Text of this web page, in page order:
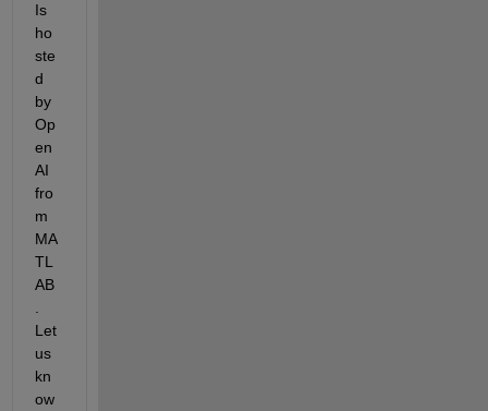
Is
ho
ste
d
by
Op
en
AI
fro
m
MA
TL
AB
.
Let
us
kn
ow